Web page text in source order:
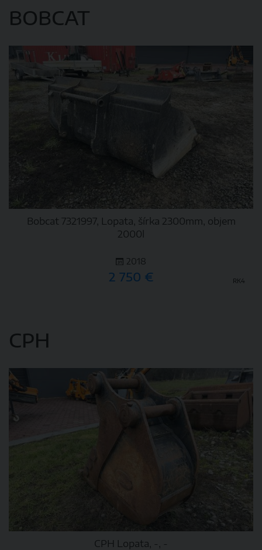
BOBCAT
Bobcat 7321997, Lopata, šírka 2300mm, objem
2000l
2018
2 750 € RK4
CPH
CPH Lopata, -, -